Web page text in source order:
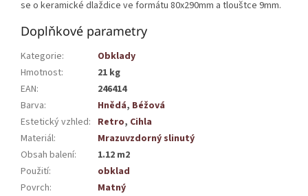
se o keramické dlaždice ve formátu 80x290mm a tlouštce 9mm.
Doplňkové parametry
Kategorie:
Obklady
Hmotnost:
21 kg
EAN:
246414
Barva: Hnědá, Béžová
Estetický vzhled: Retro, Cihla
Materiál:
Mrazuvzdorný slinutý
Obsah balení:
1.12 m2
Použití:
obklad
Povrch:
Matný